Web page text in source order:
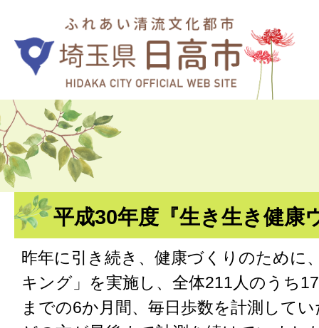
平成30年度『生き生き健康
昨年に引き続き、健康づくりのために
キング」を実施し、全体211人のうち
までの6か月間、毎日歩数を計測して